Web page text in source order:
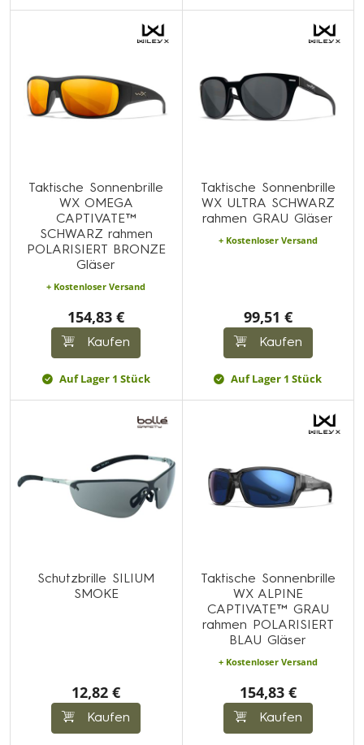
Taktische Sonnenbrille
WX OMEGA
CAPTIVATE™
SCHWARZ rahmen
POLARISIERT BRONZE
Gläser
+ Kostenloser Versand
154,83 €
Kaufen
Auf Lager 1 Stück
Taktische Sonnenbrille
WX ULTRA SCHWARZ
rahmen GRAU Gläser
+ Kostenloser Versand
99,51 €
Kaufen
Auf Lager 1 Stück
Schutzbrille SILIUM
SMOKE
12,82 €
Kaufen
Taktische Sonnenbrille
WX ALPINE
CAPTIVATE™ GRAU
rahmen POLARISIERT
BLAU Gläser
+ Kostenloser Versand
154,83 €
Kaufen